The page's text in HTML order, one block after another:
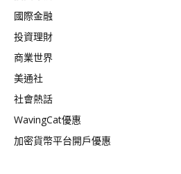
國際金融
投資理財
商業世界
美通社
社會熱話
WavingCat優惠
加密貨幣平台開戶優惠